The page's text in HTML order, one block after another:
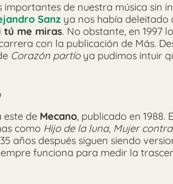
importantes de nuestra música sin
Sanz ya nos había deleitado
tú me miras. No obstante, en 1997
con la publicación de Más.
Corazón partío ya pudimos intuir
este de Mecano, publicado en 1988.
como Hijo de la luna, Mujer
años después siguen siendo
funciona para medir la